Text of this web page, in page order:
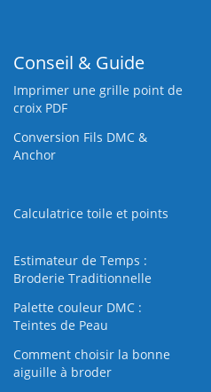
Conseil & Guide
Imprimer une grille point de
croix PDF
Conversion Fils DMC &
Anchor
Calculatrice toile et points
Estimateur de Temps :
Broderie Traditionnelle
Palette couleur DMC :
Teintes de Peau
Comment choisir la bonne
aiguille à broder